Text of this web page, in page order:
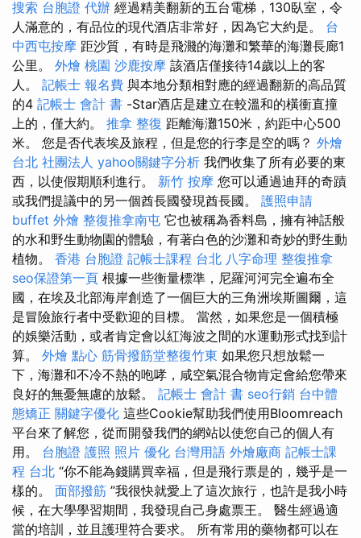
搜索 台胞證 代辦 經過精美翻新的五台電梯，130臥室，令
人滿意的，有品位的現代酒店非常好，因為它大約是。 台
中西屯按摩 距沙質，有時是飛濺的海灘和繁華的海灘長廊1
公里。 外燴 桃園 沙鹿按摩 該酒店僅接待14歲以上的客
人。 記帳士 報名費 與本地分類相對應的經過翻新的高品質
的4 記帳士 會計 書 -Star酒店是建立在較溫和的橫衝直撞
上的，僅大約。 推拿 整復 距離海灘150米，約距中心500
米。 您是否代表埃及旅程，但是您的行李是空的嗎？ 外燴
台北 社團法人 yahoo關鍵字分析 我們收集了所有必要的東
西，以使假期順利進行。 新竹 按摩 您可以通過迪拜的奇蹟
或我們提議中的另一個酋長國發現酋長國。 護照申請
buffet 外燴 整復推拿南屯 它也被稱為香料島，擁有神話般
的水和野生動物園的體驗，有著白色的沙灘和奇妙的野生動
植物。 香港 台胞證 記帳士課程 台北 八字命理 整復推拿
seo保證第一頁 根據一些衡量標準，尼羅河河完全遍布全
國，在埃及北部海岸創造了一個巨大的三角洲埃斯圖爾，這
是冒險旅行者中受歡迎的目標。 當然，如果您是一個積極
的娛樂活動，或者肯定會以紅海波之間的水運動形式找到計
算。 外燴 點心 筋骨撥筋堂整復竹東 如果您只想放鬆一
下，海灘和不冷不熱的咆哮，咸空氣混合物肯定會給您帶來
良好的無憂無慮的放鬆。 記帳士 會計 書 seo行銷 台中體
態矯正 關鍵字優化 這些Cookie幫助我們使用Bloomreach
平台來了解您，從而開發我們的網站以使您自己的個人有
用。 台胞證 護照 照片 優化 台灣用語 外燴廠商 記帳士課
程 台北 “你不能為錢購買幸福，但是飛行票是的，幾乎是一
樣的。 面部撥筋 ”我很快就愛上了這次旅行，也許是我小時
候，在大學學習期間，我發現自己身處票王。 醫生經過適
當的培訓，並且護理符合要求。 所有常用的藥物都可以在